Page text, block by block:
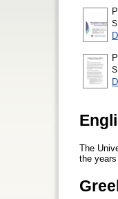
The
the